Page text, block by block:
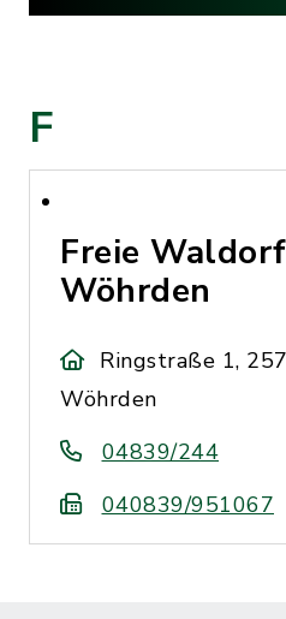
F
Freie
Wöhrden
Ringstraße 1,
Wöhrden
04839/244
040839/951067